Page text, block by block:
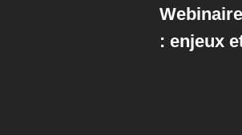
: enjeux